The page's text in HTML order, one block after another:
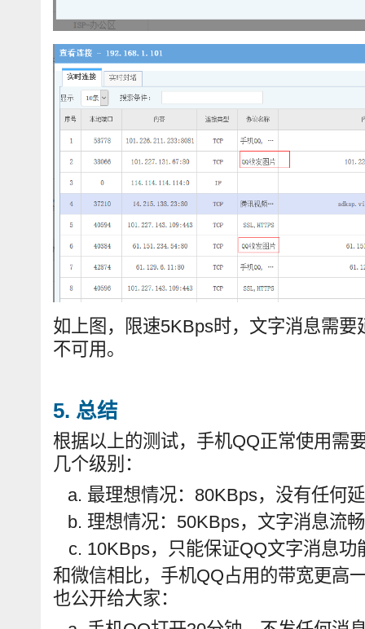
如上图，限速5KBps时，文字消息需
不可用。
5. 总结
根据以上的测试，手机QQ正常使用需
几个级别：
最理想情况：80KBps，没有任何
理想情况：50KBps，文字消息流
10KBps，只能保证QQ文字消息功
和微信相比，手机QQ占用的带宽更高
也公开给大家：